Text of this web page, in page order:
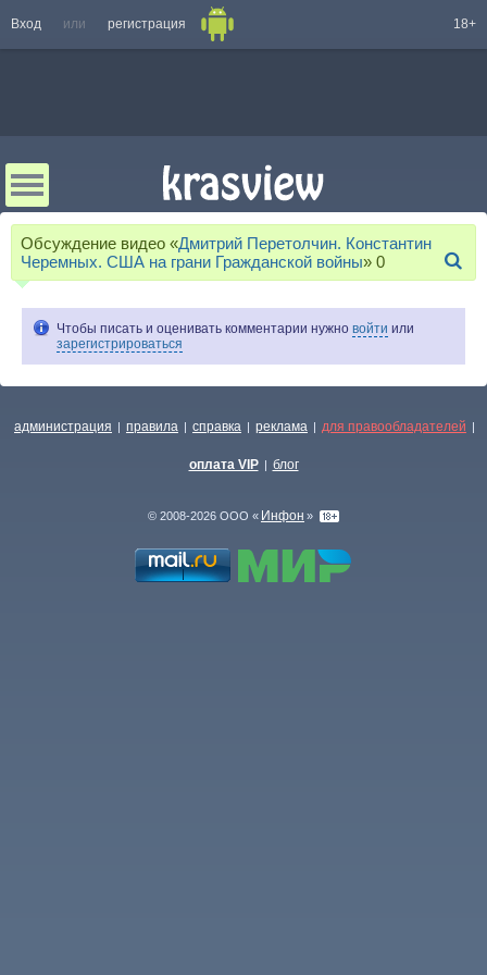
Вход или регистрация 18+
Обсуждение видео «Дмитрий Перетолчин. Константин
Черемных. США на грани Гражданской войны» 0
Чтобы писать и оценивать комментарии нужно войти или
зарегистрироваться
администрация | правила | справка | реклама | для правообладателей |
оплата VIP | блог
© 2008-2026 ООО « Инфон »